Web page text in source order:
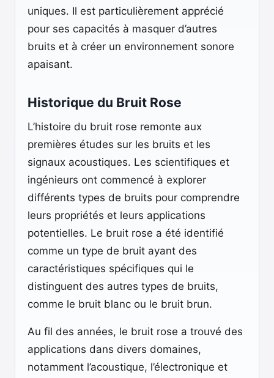
uniques. Il est particulièrement apprécié
pour ses capacités à masquer d’autres
bruits et à créer un environnement sonore
apaisant.
Historique du Bruit Rose
L’histoire du bruit rose remonte aux
premières études sur les bruits et les
signaux acoustiques. Les scientifiques et
ingénieurs ont commencé à explorer
différents types de bruits pour comprendre
leurs propriétés et leurs applications
potentielles. Le bruit rose a été identifié
comme un type de bruit ayant des
caractéristiques spécifiques qui le
distinguent des autres types de bruits,
comme le bruit blanc ou le bruit brun.
Au fil des années, le bruit rose a trouvé des
applications dans divers domaines,
notamment l’acoustique, l’électronique et